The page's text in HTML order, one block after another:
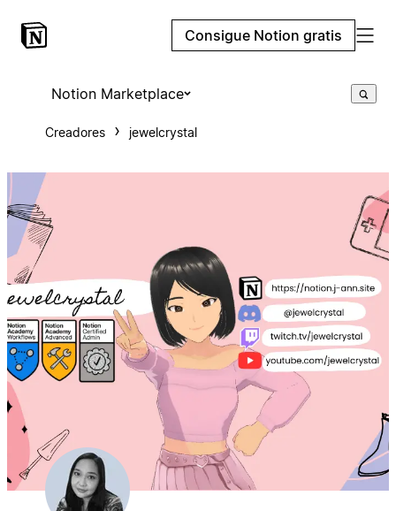
Consigue Notion gratis
Notion Marketplace
Creadores jewelcrystal